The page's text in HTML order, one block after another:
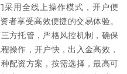
采用全线上操作模式，开户便
者享受高效便捷的交易体验。
方托管，严格风控机制，确保
操作，开户快，出入金高效，
配资方案，按需选择，最高可